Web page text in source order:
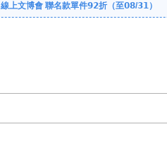
線上文博會 聯名款單件𝟵𝟮折（至𝟬𝟴/𝟯𝟭）